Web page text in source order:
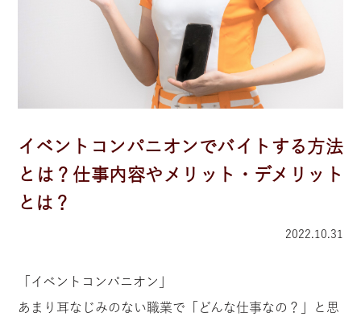
イベントコンパニオンでバイトする方法
とは？仕事内容やメリット・デメリット
とは？
2022.10.31
「イベントコンパニオン」
あまり耳なじみのない職業で「どんな仕事なの？」と思